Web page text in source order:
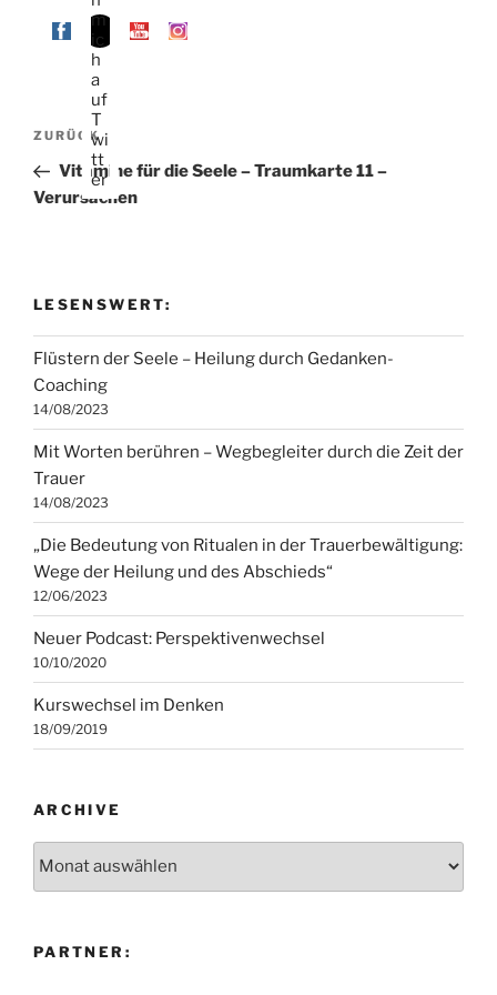
Beitragsnavigation
Vorheriger
Beitrag
ZURÜCK
Vitamine für die Seele – Traumkarte 11 –
Verursachen
LESENSWERT:
Flüstern der Seele – Heilung durch Gedanken-
Coaching
14/08/2023
Mit Worten berühren – Wegbegleiter durch die Zeit der
Trauer
14/08/2023
„Die Bedeutung von Ritualen in der Trauerbewältigung:
Wege der Heilung und des Abschieds“
12/06/2023
Neuer Podcast: Perspektivenwechsel
10/10/2020
Kurswechsel im Denken
18/09/2019
ARCHIVE
PARTNER: